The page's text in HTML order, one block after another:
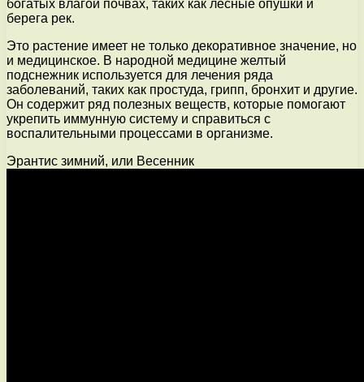
богатых влагой почвах, таких как лесные опушки и
берега рек.
Это растение имеет не только декоративное значение, но
и медицинское. В народной медицине желтый
подснежник используется для лечения ряда
заболеваний, таких как простуда, грипп, бронхит и другие.
Он содержит ряд полезных веществ, которые помогают
укрепить иммунную систему и справиться с
воспалительными процессами в организме.
Эрантис зимний, или Весенник